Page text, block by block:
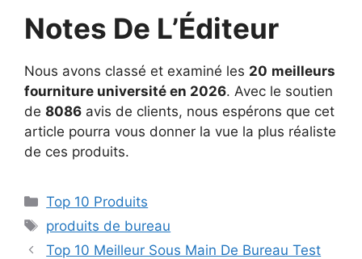
Notes De L’Éditeur
Nous avons classé et examiné les 20 meilleurs
fourniture université en 2026. Avec le soutien
de 8086 avis de clients, nous espérons que cet
article pourra vous donner la vue la plus réaliste
de ces produits.
Top 10 Produits
produits de bureau
Top 10 Meilleur Sous Main De Bureau Test